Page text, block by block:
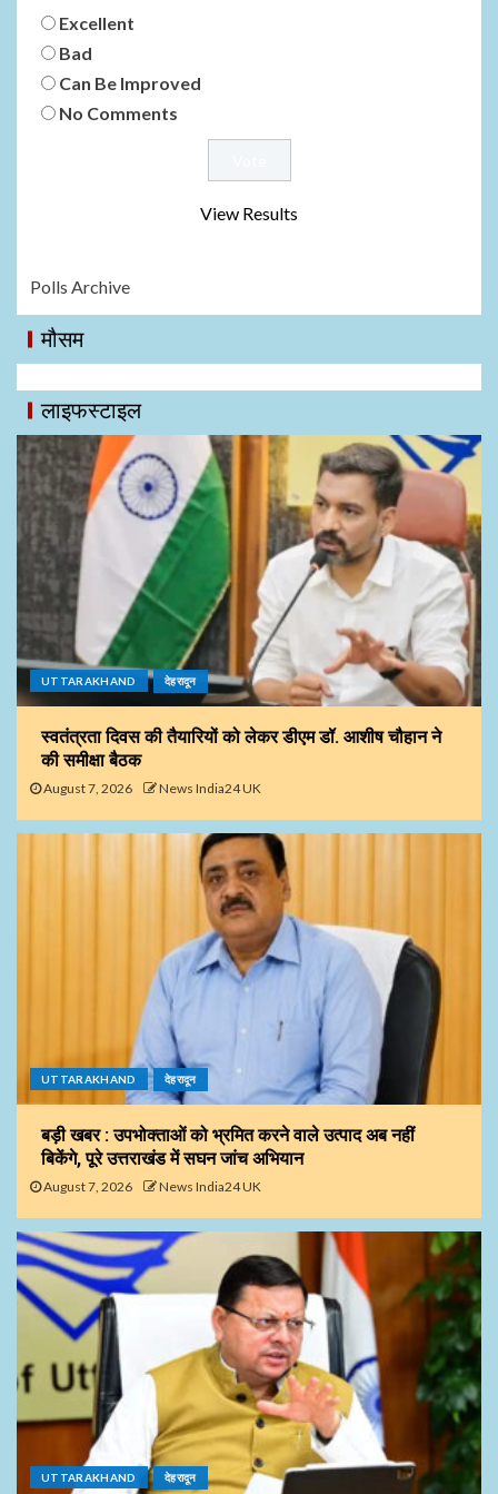
Excellent
Bad
Can Be Improved
No Comments
View Results
Polls Archive
मौसम
लाइफस्टाइल
UTTARAKHAND देहरादून
स्वतंत्रता दिवस की तैयारियों को लेकर डीएम डॉ. आशीष चौहान ने
की समीक्षा बैठक
August 7, 2026 News India24 UK
UTTARAKHAND देहरादून
बड़ी खबर : उपभोक्ताओं को भ्रमित करने वाले उत्पाद अब नहीं
बिकेंगे, पूरे उत्तराखंड में सघन जांच अभियान
August 7, 2026 News India24 UK
UTTARAKHAND देहरादून